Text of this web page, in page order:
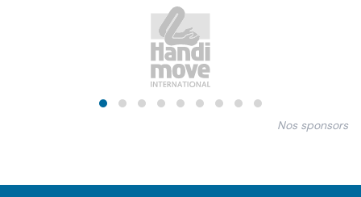
Nos sponsors